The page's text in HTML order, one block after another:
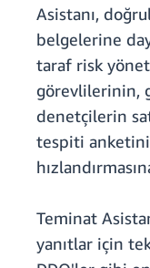
Asistanı,
belgelerine
taraf risk
görevlilerinin,
denetçilerin
tespiti
Teminat
yanıtlar için